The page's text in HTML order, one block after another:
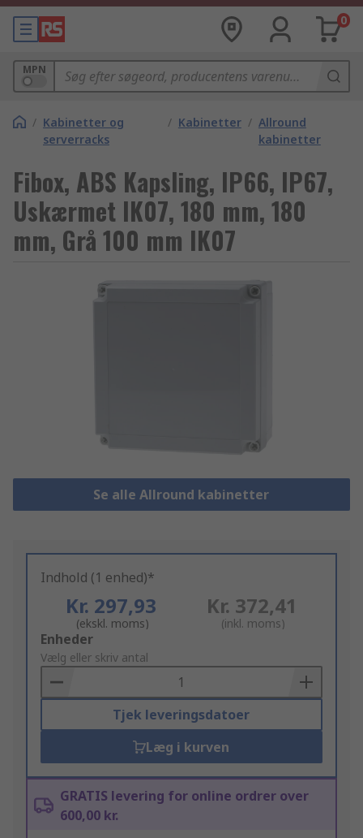
0
MPN
/ Kabinetter og
serverracks
/ Kabinetter / Allround
kabinetter
Fibox, ABS Kapsling, IP66, IP67,
Uskærmet IK07, 180 mm, 180
mm, Grå 100 mm IK07
Se alle Allround kabinetter
Indhold (1 enhed)*
Kr. 297,93
(ekskl. moms)
Kr. 372,41
(inkl. moms)
Add
to
Basket
Enheder
Vælg eller skriv antal
Tjek leveringsdatoer
Læg i kurven
GRATIS levering for online ordrer over
600,00 kr.